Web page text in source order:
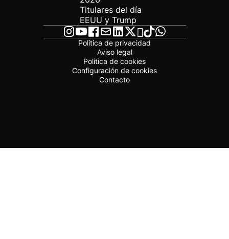
Titulares del día
EEUU y Trump
Política de privacidad
Aviso legal
Política de cookies
Configuración de cookies
Contacto